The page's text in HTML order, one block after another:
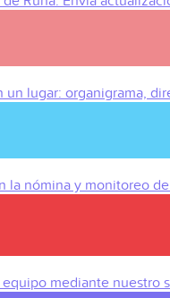
lugar: organigrama,
la nómina y monitoreo
mediante nuestro